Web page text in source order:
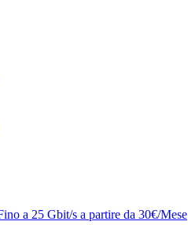
a 25 Gbit/s a partire da 30€/Mese